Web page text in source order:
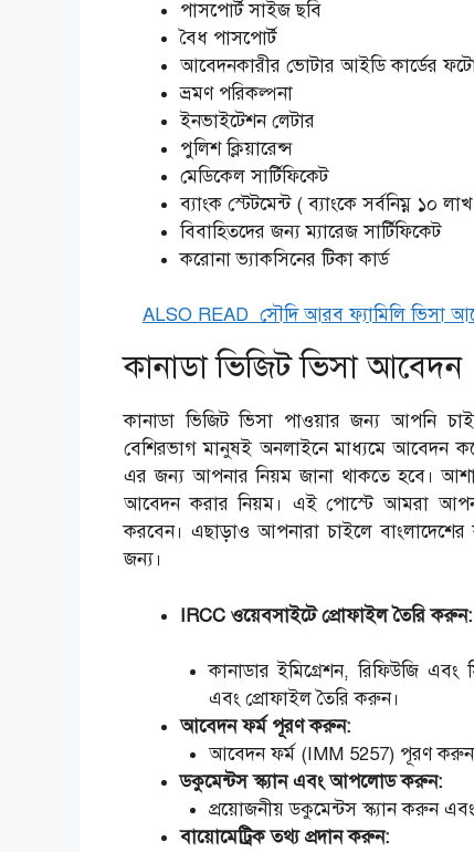
পাসপোর্ট সাইজ ছবি
বৈধ পাসপোর্ট
আবেদনকারীর ভোটার আইডি কার্ডের
ভ্রমণ পরিকল্পনা
ইনভাইটেশন লেটার
পুলিশ ক্লিয়ারেন্স
মেডিকেল সার্টিফিকেট
ব্যাংক স্টেটমেন্ট ( ব্যাংকে সর্বনিম্ন ১০
বিবাহিতদের জন্য ম্যারেজ সার্টিফিকেট
করোনা ভ্যাকসিনের টিকা কার্ড
ALSO READ সৌদি আরব ফ্যামিলি ভিসা
কানাডা ভিজিট ভিসা আবেদন
কানাডা ভিজিট ভিসা পাওয়ার জন্য আপনি
বেশিরভাগ মানুষই অনলাইনে মাধ্যমে আবেদন
এর জন্য আপনার নিয়ম জানা থাকতে হবে। আশা
আবেদন করার নিয়ম। এই পোস্টে আমরা
করবেন। এছাড়াও আপনারা চাইলে বাংলাদেশের
জন্য।
IRCC ওয়েবসাইটে প্রোফাইল তৈরি করুন:
কানাডার ইমিগ্রেশন, রিফিউজি এবং
এবং প্রোফাইল তৈরি করুন।
আবেদন ফর্ম পূরণ করুন:
আবেদন ফর্ম (IMM 5257) পূরণ করুন।
ডকুমেন্টস স্ক্যান এবং আপলোড করুন:
প্রয়োজনীয় ডকুমেন্টস স্ক্যান করুন
বায়োমেট্রিক তথ্য প্রদান করুন: